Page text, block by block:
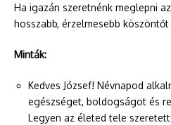
Ha igazán szeretnénk meglepni
hosszabb, érzelmesebb
Minták:
Kedves József! Névnapod
egészséget, boldogságot és
Legyen az életed tele